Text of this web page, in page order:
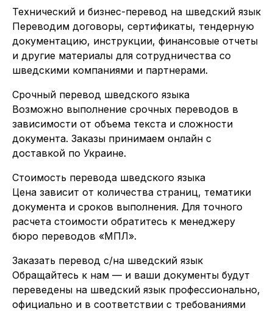
Технический и бизнес-перевод на шведский язык
Переводим договоры, сертификаты, тендерную
документацию, инструкции, финансовые отчеты
и другие материалы для сотрудничества со
шведскими компаниями и партнерами.
Срочный перевод шведского языка
Возможно выполнение срочных переводов в
зависимости от объема текста и сложности
документа. Заказы принимаем онлайн с
доставкой по Украине.
Стоимость перевода шведского языка
Цена зависит от количества страниц, тематики
документа и сроков выполнения. Для точного
расчета стоимости обратитесь к менеджеру
бюро переводов «МПЛ».
Заказать перевод с/на шведский язык
Обращайтесь к нам — и ваши документы будут
переведены на шведский язык профессионально,
официально и в соответствии с требованиями